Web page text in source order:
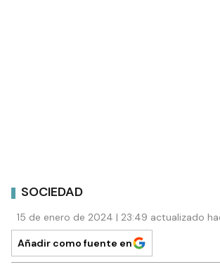
SOCIEDAD
15 de enero de 2024 | 23:49 actualizado
Añadir como fuente en